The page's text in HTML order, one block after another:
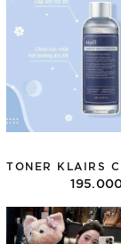
Thêm vào